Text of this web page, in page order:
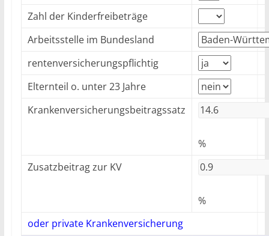
Zahl der Kinderfreibeträge
Arbeitsstelle im Bundesland
rentenversicherungspflichtig
Elternteil o. unter 23 Jahre
Krankenversicherungsbeitragssatz
%
Zusatzbeitrag zur KV
%
oder private Krankenversicherung